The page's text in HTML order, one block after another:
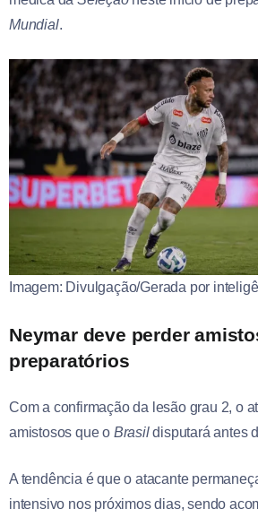
Mundial.
Imagem: Divulgação/Gerada por
Neymar deve perder
preparatórios
Com a confirmação da lesão grau 2, o
amistosos que o Brasildisputará antes
A tendência é que o atacante
intensivo nos próximos dias, sendo